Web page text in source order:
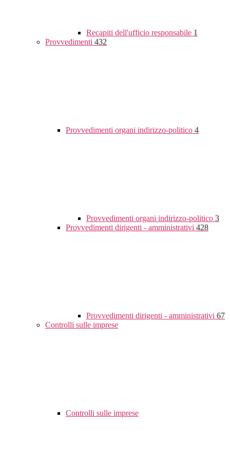
Recapiti dell'ufficio responsabile 1
Provvedimenti 432
Provvedimenti organi indirizzo-politico 4
Provvedimenti organi indirizzo-politico 3
Provvedimenti dirigenti - amministrativi 428
Provvedimenti dirigenti - amministrativi 67
Controlli sulle imprese
Controlli sulle imprese